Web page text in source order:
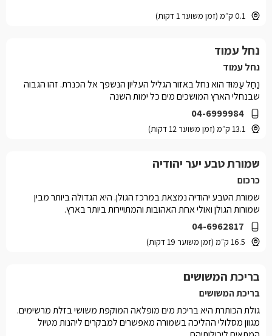
0.1 ק״מ (זמן משוער 1 דקות)
נחל עמוד
נחל עמוד
04-6999984
13.1 ק״מ (זמן משוער 12 דקות)
נַחַל עַמּוּד הוא נחל באזור הגליל העליון הנשפך אל הכנרת. זהו הגבוה
שבנחלי הארץ המושכים מים כל ימות השנה
שמורת טבע יער יהודיה
כרכום
04-6962817
16.5 ק״מ (זמן משוער 19 דקות)
שמורת הטבע יהודיה נמצאת במרכז הגולן. היא הגדולה ביותר מבין
שמורות הגולן ואולי אחת האהובות והמתויירות ביותר בארץ.
בריכת המשושים
בריכת המשושים
גולת הכותרת היא בריכת מים מופלאה המוקפת משושי בזלת מרשימים.
מגוון מסלולי ההליכה בשמורה מאפשרים למבקרים ליהנות מטיול